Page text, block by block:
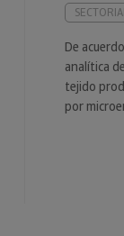
De
analítica
tejido
por